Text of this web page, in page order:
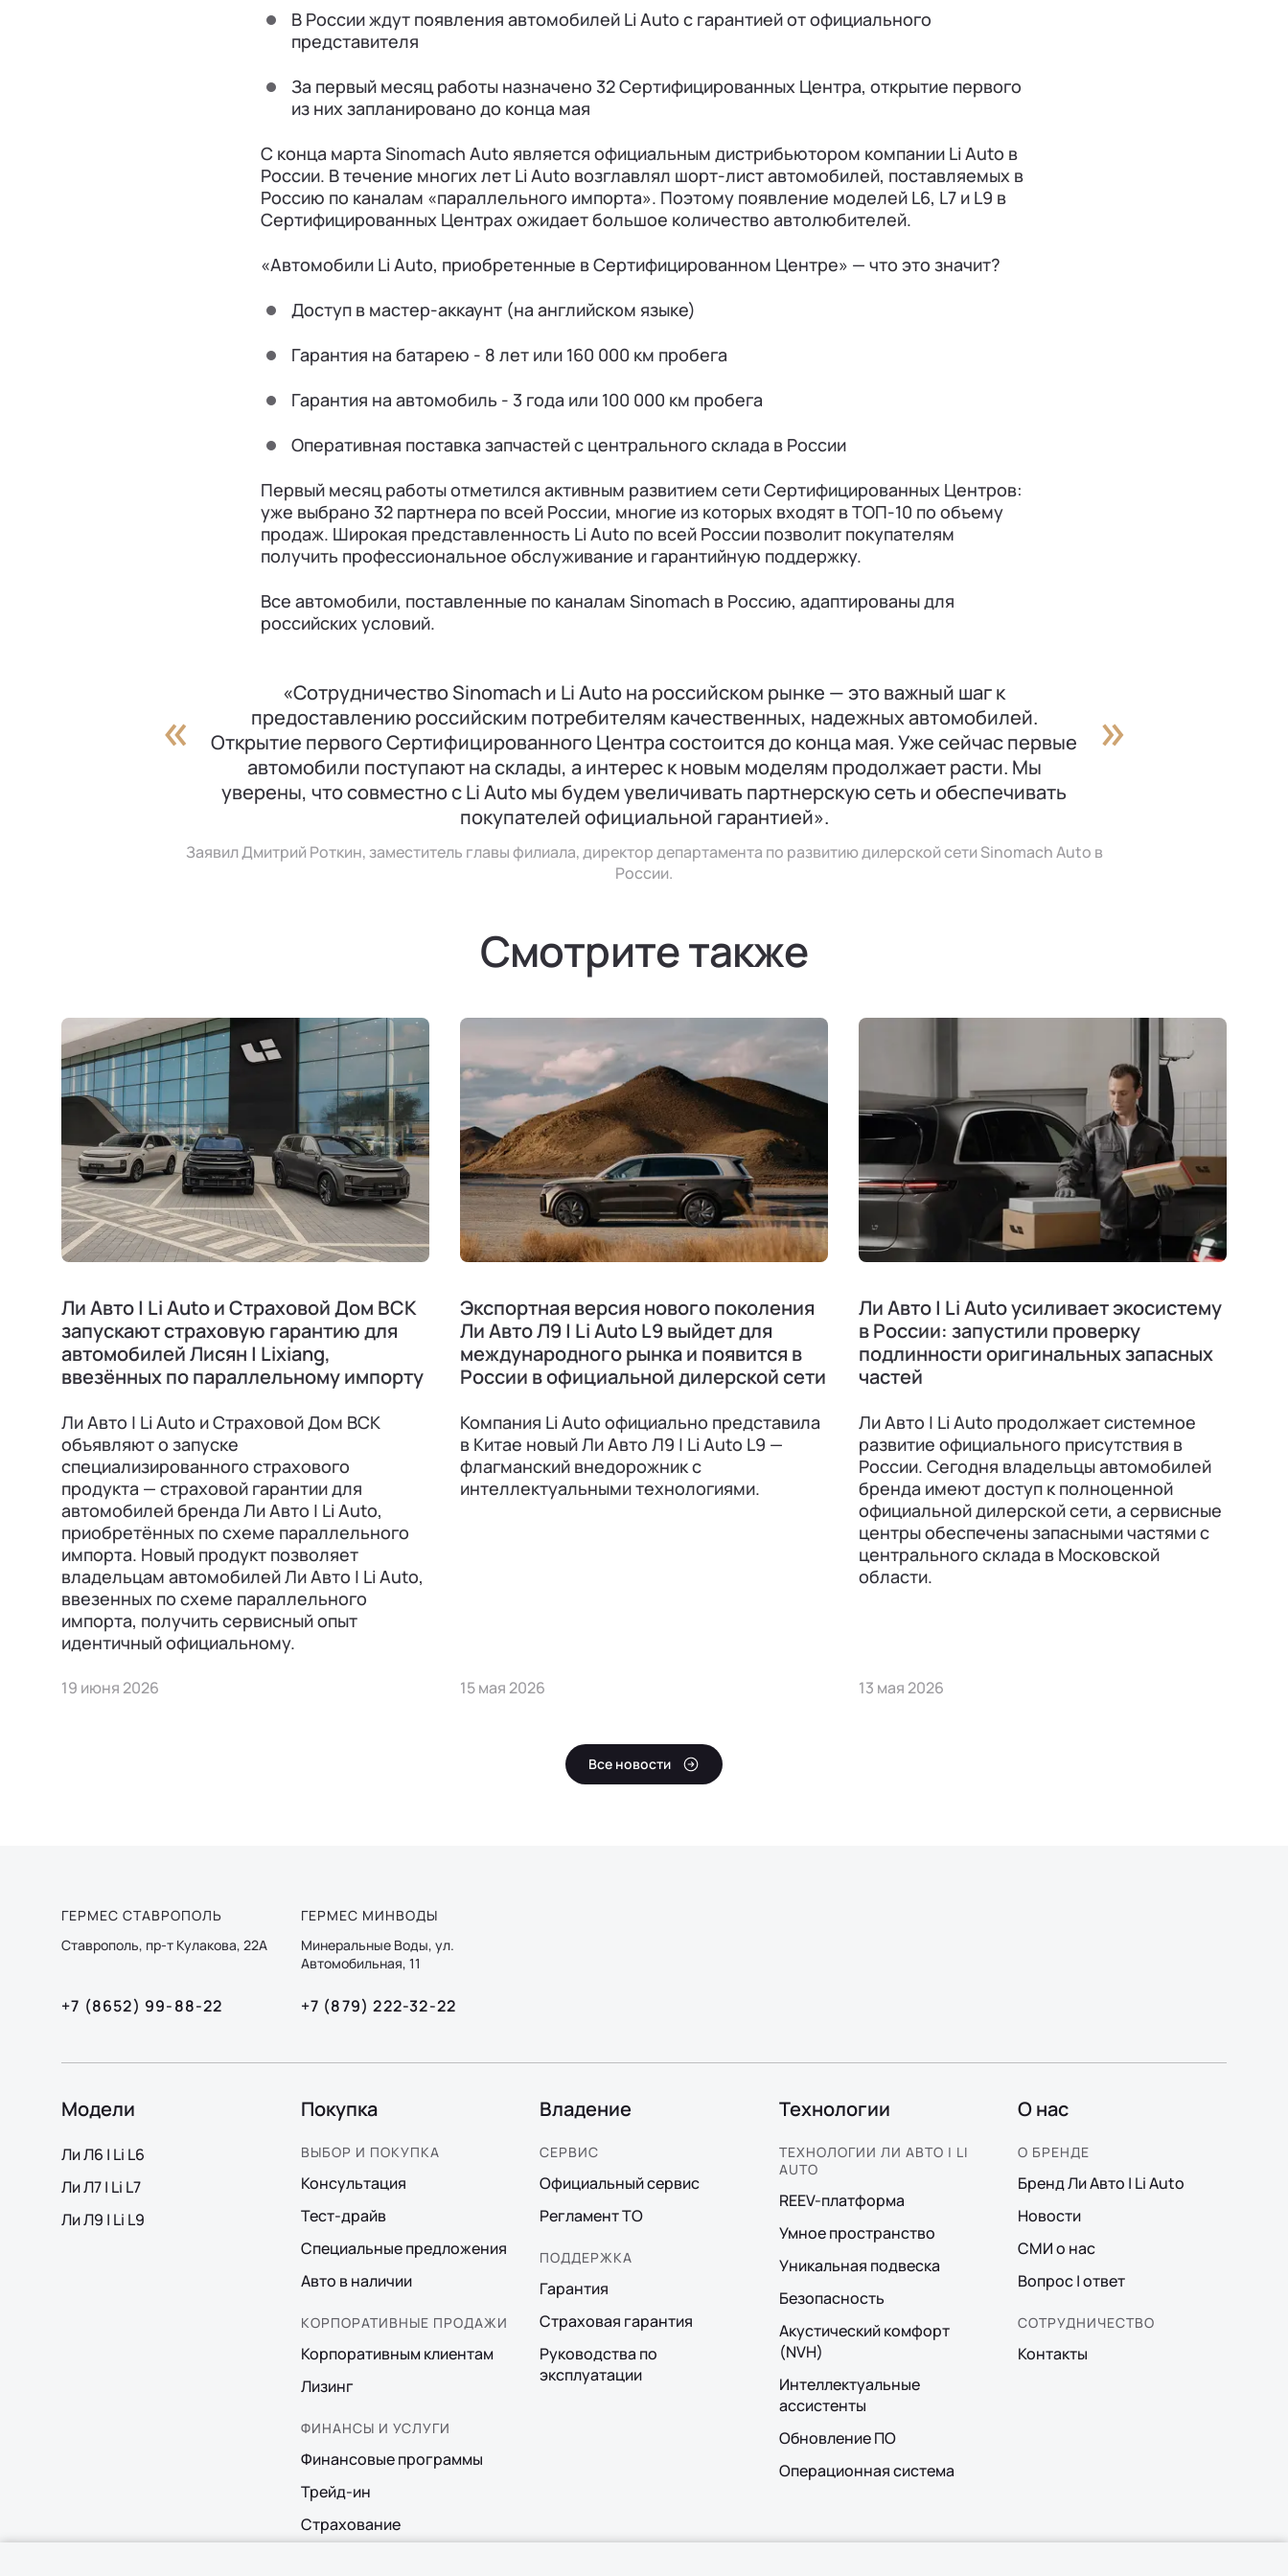
В России ждут появления автомобилей Li Auto с гарантией от официального
представителя
За первый месяц работы назначено 32 Сертифицированных Центра, открытие первого
из них запланировано до конца мая
С конца марта Sinomach Auto является официальным дистрибьютором компании Li Auto в
России. В течение многих лет Li Auto возглавлял шорт-лист автомобилей, поставляемых в
Россию по каналам «параллельного импорта». Поэтому появление моделей L6, L7 и L9 в
Сертифицированных Центрах ожидает большое количество автолюбителей.
«Автомобили Li Auto, приобретенные в Сертифицированном Центре» — что это значит?
Доступ в мастер-аккаунт (на английском языке)
Гарантия на батарею - 8 лет или 160 000 км пробега
Гарантия на автомобиль - 3 года или 100 000 км пробега
Оперативная поставка запчастей с центрального склада в России
Первый месяц работы отметился активным развитием сети Сертифицированных Центров:
уже выбрано 32 партнера по всей России, многие из которых входят в ТОП-10 по объему
продаж. Широкая представленность Li Auto по всей России позволит покупателям
получить профессиональное обслуживание и гарантийную поддержку.
Все автомобили, поставленные по каналам Sinomach в Россию, адаптированы для
российских условий.
«Сотрудничество Sinomach и Li Auto на российском рынке — это важный шаг к
предоставлению российским потребителям качественных, надежных автомобилей.
Открытие первого Сертифицированного Центра состоится до конца мая. Уже сейчас первые
автомобили поступают на склады, а интерес к новым моделям продолжает расти. Мы
уверены, что совместно с Li Auto мы будем увеличивать партнерскую сеть и обеспечивать
покупателей официальной гарантией».
Заявил Дмитрий Роткин, заместитель главы филиала, директор департамента по развитию дилерской сети Sinomach Auto в
России.
Смотрите также
Ли Авто | Li Auto и Страховой Дом ВСК
запускают страховую гарантию для
автомобилей Лисян | Lixiang,
ввезённых по параллельному импорту
Ли Авто | Li Auto и Страховой Дом ВСК
объявляют о запуске
специализированного страхового
продукта — страховой гарантии для
автомобилей бренда Ли Авто | Li Auto,
приобретённых по схеме параллельного
импорта. Новый продукт позволяет
владельцам автомобилей Ли Авто | Li Auto,
ввезенных по схеме параллельного
импорта, получить сервисный опыт
идентичный официальному.
19 июня 2026
Экспортная версия нового поколения
Ли Авто Л9 | Li Auto L9 выйдет для
международного рынка и появится в
России в официальной дилерской сети
Компания Li Auto официально представила
в Китае новый Ли Авто Л9 | Li Auto L9 —
флагманский внедорожник с
интеллектуальными технологиями.
15 мая 2026
Ли Авто | Li Auto усиливает экосистему
в России: запустили проверку
подлинности оригинальных запасных
частей
Ли Авто | Li Auto продолжает системное
развитие официального присутствия в
России. Сегодня владельцы автомобилей
бренда имеют доступ к полноценной
официальной дилерской сети, а сервисные
центры обеспечены запасными частями с
центрального склада в Московской
области.
13 мая 2026
Все новости
ГЕРМЕС СТАВРОПОЛЬ
Ставрополь, пр-т Кулакова, 22А
+7 (8652) 99-88-22
ГЕРМЕС МИНВОДЫ
Минеральные Воды, ул.
Автомобильная, 11
+7 (879) 222-32-22
Модели
Ли Л6 | Li L6
Ли Л7 | Li L7
Ли Л9 | Li L9
Покупка
ВЫБОР И ПОКУПКА
Консультация
Тест-драйв
Специальные предложения
Авто в наличии
КОРПОРАТИВНЫЕ ПРОДАЖИ
Корпоративным клиентам
Лизинг
ФИНАНСЫ И УСЛУГИ
Финансовые программы
Трейд-ин
Страхование
Владение
СЕРВИС
Официальный сервис
Регламент ТО
ПОДДЕРЖКА
Гарантия
Страховая гарантия
Руководства по
эксплуатации
Технологии
ТЕХНОЛОГИИ ЛИ АВТО | LI
AUTO
REEV-платформа
Умное пространство
Уникальная подвеска
Безопасность
Акустический комфорт
(NVH)
Интеллектуальные
ассистенты
Обновление ПО
Операционная система
О нас
О БРЕНДЕ
Бренд Ли Авто | Li Auto
Новости
СМИ о нас
Вопрос | ответ
СОТРУДНИЧЕСТВО
Контакты